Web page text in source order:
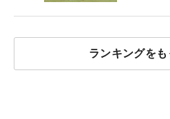
ランキングを